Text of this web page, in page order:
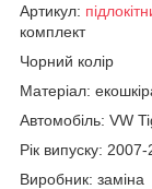
Артикул:
комплект
Чорний колір
Матеріал:
Автомобіль: VW
Рік випуску:
Виробник: заміна